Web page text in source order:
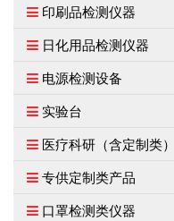
印刷品检测仪器
日化用品检测仪器
电源检测设备
实验台
医疗科研（含定制类）
专供定制类产品
口罩检测类仪器